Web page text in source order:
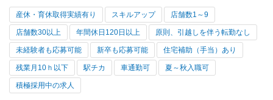
産休・育休取得実績有り スキルアップ 店舗数1～9
店舗数30以上 年間休日120日以上 原則、引越しを伴う転勤なし
未経験者も応募可能 新卒も応募可能 住宅補助（手当）あり
残業月10ｈ以下 駅チカ 車通勤可 夏～秋入職可
積極採用中の求人